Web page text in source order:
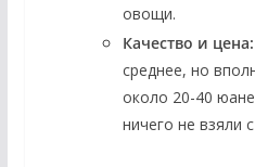
овощи.
Качество и цена:
среднее, но
около 20-40
ничего не взяли